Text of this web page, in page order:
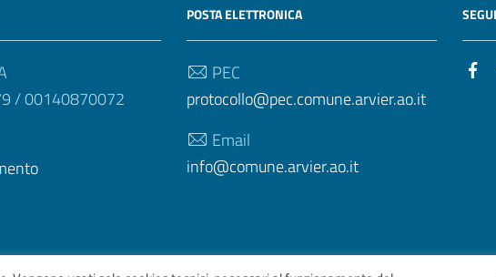
/ 00140870072
POSTA ELETTRONICA
PEC
protocollo@pec.comune.arvier.ao.it
Email
info@comune.arvier.ao.it